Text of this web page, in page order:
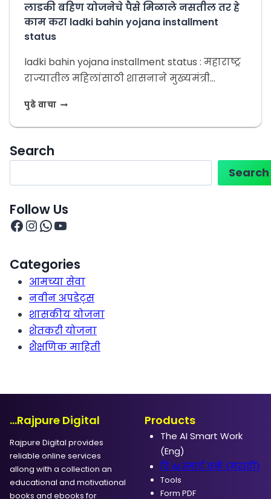
लाडकी बहिण योजनेचे पैसे मिळाले नसतील तर हे
काम करा ladki bahin yojana installment
status
ladki bahin yojana installment status : महाराष्ट्र
राज्यातील महिलांसाठी शासनाने मुख्यमंत्री…
पुढे वाचा
Search
Search
Follow Us
Categories
आमच्या सेवा
नवीन अपडेट्स
शासकीय योजना
शेतकरी योजना
शैक्षणिक माहिती
...Rajpure Digital
Rajpure Digital provides
reliable online services
allong with a collection an
educational and motivational
books and ebooks for
Products
The AI Smart Work
(Eng)
दि AI स्मार्ट वर्क (मराठी)
Tools
Form PDF